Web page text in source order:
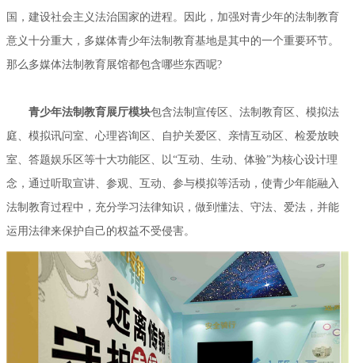
国，建设社会主义法治国家的进程。因此，加强对青少年的法制教育
意义十分重大，多媒体青少年法制教育基地是其中的一个重要环节。
那么多媒体法制教育展馆都包含哪些东西呢?
青少年法制教育展厅模块包含法制宣传区、法制教育区、模拟法
庭、模拟讯问室、心理咨询区、自护关爱区、亲情互动区、检爱放映
室、答题娱乐区等十大功能区、以“互动、生动、体验”为核心设计理
念，通过听取宣讲、参观、互动、参与模拟等活动，使青少年能融入
法制教育过程中，充分学习法律知识，做到懂法、守法、爱法，并能
运用法律来保护自己的权益不受侵害。